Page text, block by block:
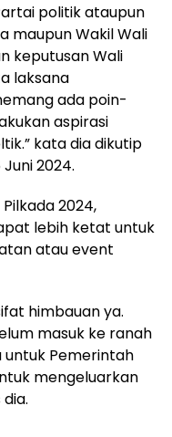
politik ataupun
maupun Wakil Wali
keputusan Wali
laksana
ada poin-
aspirasi
kata dia dikutip
2024.
2024,
lebih ketat untuk
atau event
himbauan ya.
masuk ke ranah
untuk Pemerintah
mengeluarkan